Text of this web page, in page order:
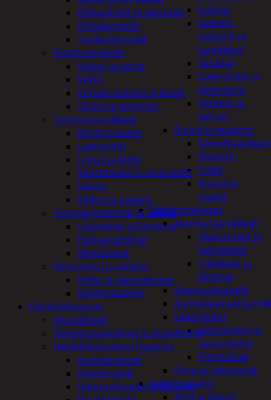
Kulmat
Sakkelit,
pylpyrät ja
tarvikkeet
Saranat
Vaijerilukot ja
klemmarit
Vetimet ja
kahvat
Ruuvit ja mutterit
Mutterit
Pultit
Ruuvit ja
naulat
Sähkötarvikkeet
Asennustarvikkeet
Nippusiteet ja
kiinnikkeet
Sulakkeet ja
liittimet
Asennuskaapelit
Jatkojohdot
Jatkojohdot ja
ajastinkellot
Pistotulpat
Pisto ja -jakorasiat
Sähkötyökalut
Akut ja laturit
Öljykynttilät ja ulkotulet
Pöytäkynttilät
Tuoksukynttilät
Sisustusesineet
Kalvot ja tarrat
Kellot
Koriste-esineet ja kasvit
Taulut ja kehykset
Toimistotarvikkeet
Kynät ja kumit
Laminointi
Liimat ja teipit
Muistitaulut ja magneetit
Sakset
Vihkot ja paperit
Turvajärjestelmät ja lukitus
Hälyttimet ja kamerat
Palovaroittimet
Riippulukot
Varastointi ja säilytys
Hyllyt ja -kannattimet
Säilytyslaatikot
Päivittäistavarat
Apuvälineet
Hengityssuojaimet ja desinfiointi
Henkilökohtainen hygienia
Aurinkorasvat
Deodorantit
Hammashygienia tuotteet